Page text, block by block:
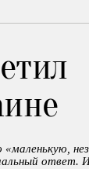
ответ.